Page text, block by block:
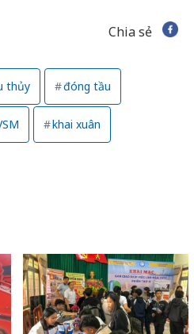
Chia sẻ
thủy đóng tầu
khai xuân